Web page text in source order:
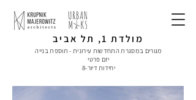
מולדת 1, תל אביב
מגורים במסגרת התחדשות עירונית - תוספת בנייה
יזם פרטי
יחידות דיור-8